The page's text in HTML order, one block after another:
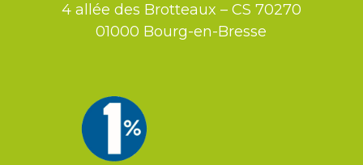
4 allée des Brotteaux – CS 70270
01000 Bourg-en-Bresse